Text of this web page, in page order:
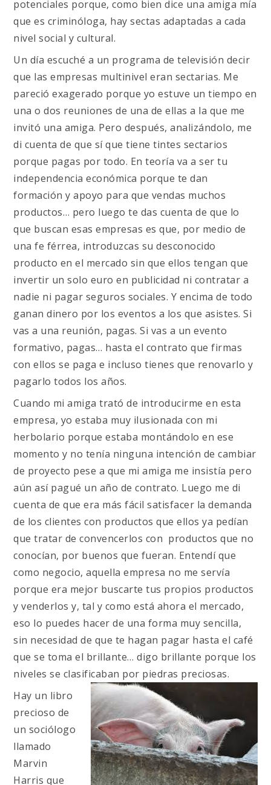
potenciales porque, como bien dice una amiga mía
que es criminóloga, hay sectas adaptadas a cada
nivel social y cultural.
Un día escuché a un programa de televisión decir
que las empresas multinivel eran sectarias. Me
pareció exagerado porque yo estuve un tiempo en
una o dos reuniones de una de ellas a la que me
invitó una amiga. Pero después, analizándolo, me
di cuenta de que sí que tiene tintes sectarios
porque pagas por todo. En teoría va a ser tu
independencia económica porque te dan
formación y apoyo para que vendas muchos
productos… pero luego te das cuenta de que lo
que buscan esas empresas es que, por medio de
una fe férrea, introduzcas su desconocido
producto en el mercado sin que ellos tengan que
invertir un solo euro en publicidad ni contratar a
nadie ni pagar seguros sociales. Y encima de todo
ganan dinero por los eventos a los que asistes. Si
vas a una reunión, pagas. Si vas a un evento
formativo, pagas… hasta el contrato que firmas
con ellos se paga e incluso tienes que renovarlo y
pagarlo todos los años.
Cuando mi amiga trató de introducirme en esta
empresa, yo estaba muy ilusionada con mi
herbolario porque estaba montándolo en ese
momento y no tenía ninguna intención de cambiar
de proyecto pese a que mi amiga me insistía pero
aún así pagué un año de contrato. Luego me di
cuenta de que era más fácil satisfacer la demanda
de los clientes con productos que ellos ya pedían
que tratar de convencerlos con productos que no
conocían, por buenos que fueran. Entendí que
como negocio, aquella empresa no me servía
porque era mejor buscarte tus propios productos
y venderlos y, tal y como está ahora el mercado,
eso lo puedes hacer de una forma muy sencilla,
sin necesidad de que te hagan pagar hasta el café
que se toma el brillante… digo brillante porque los
niveles se clasificaban por piedras preciosas.
Hay un libro
precioso de
un sociólogo
llamado
Marvin
Harris que